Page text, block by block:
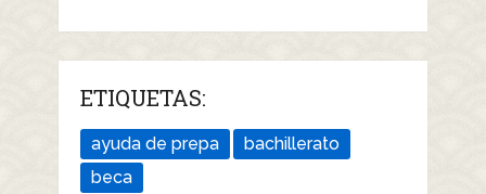
ETIQUETAS:
ayuda de prepa
bachillerato
beca